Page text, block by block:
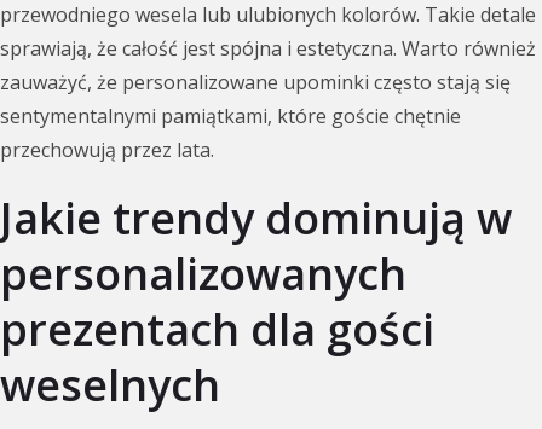
przewodniego wesela lub ulubionych kolorów. Takie detale
sprawiają, że całość jest spójna i estetyczna. Warto również
zauważyć, że personalizowane upominki często stają się
sentymentalnymi pamiątkami, które goście chętnie
przechowują przez lata.
Jakie trendy dominują w
personalizowanych
prezentach dla gości
weselnych